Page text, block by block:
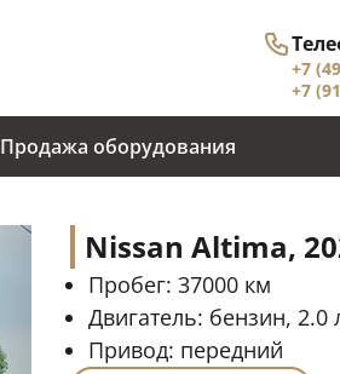
+7
+7
Продажа оборудования
Nissan Altima,
Пробег: 37000 км
Двигатель: бензин, 2.0
Привод: передний